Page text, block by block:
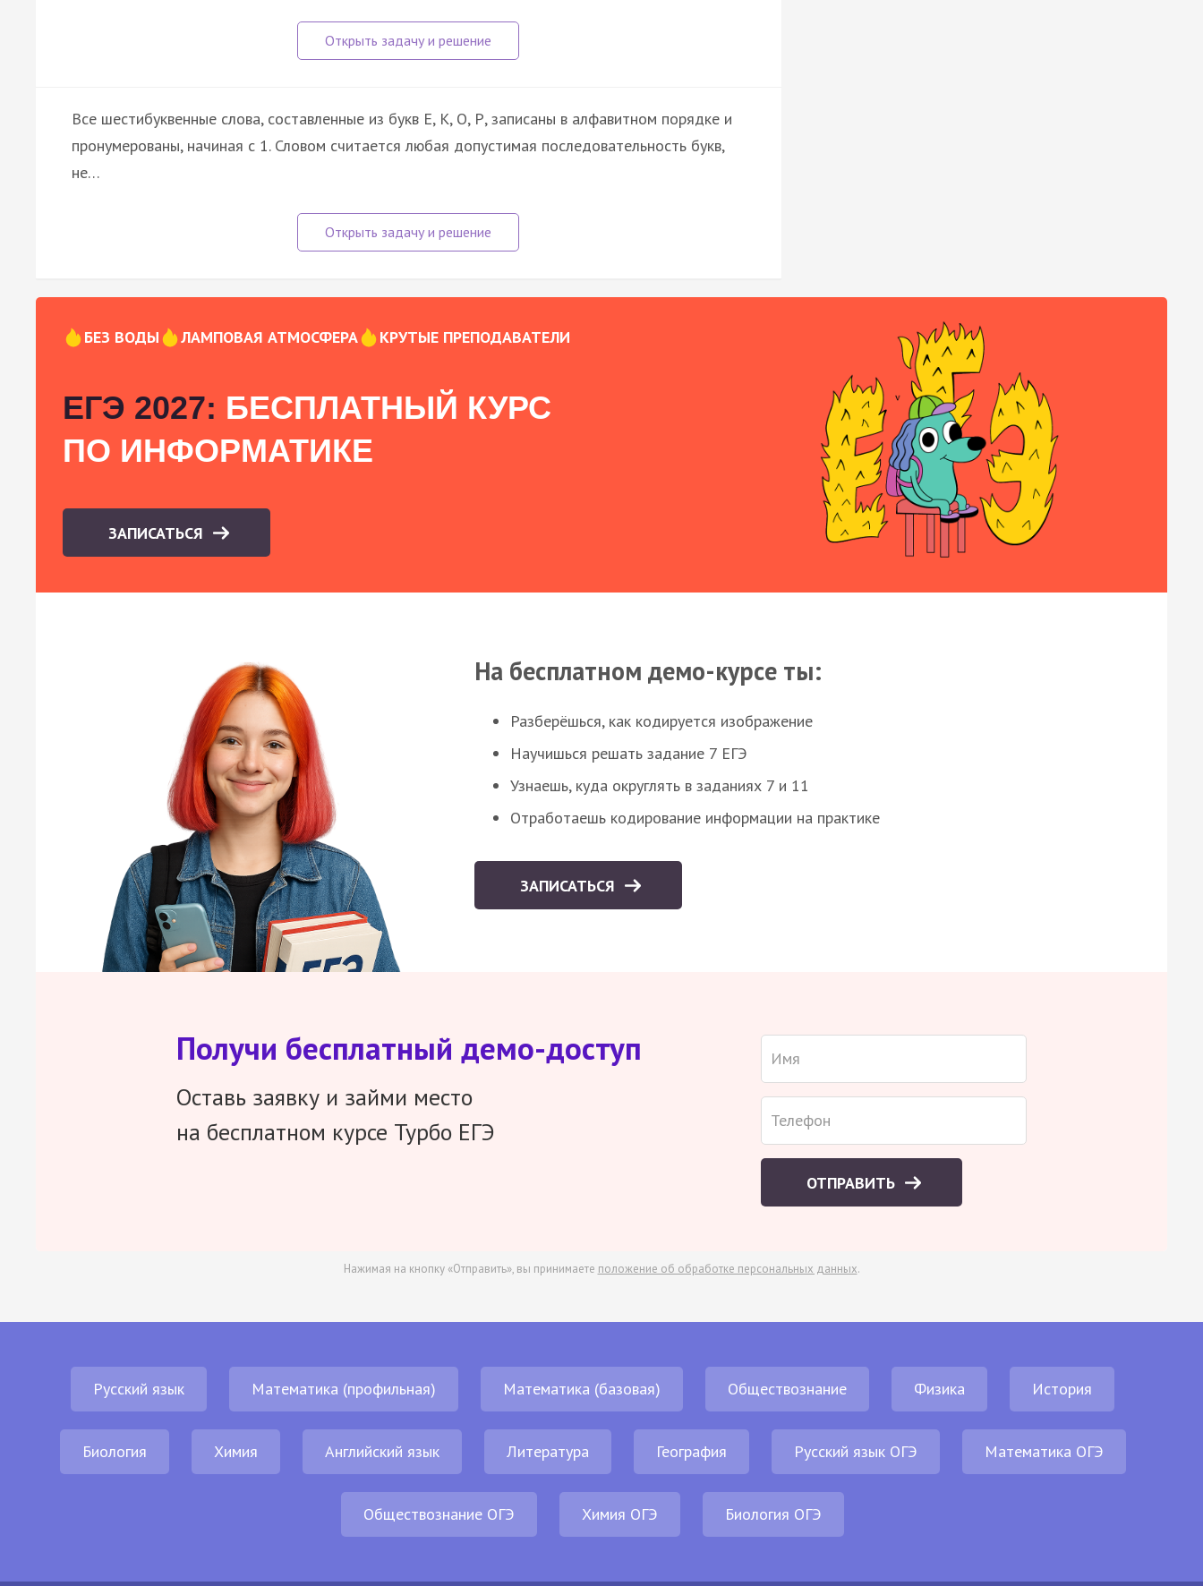
Все шестибуквенные слова, составленные из букв Е, К, О, Р, записаны в алфавитном порядке и
пронумерованы, начиная с 1. Словом считается любая допустимая последовательность букв,
не…
БЕЗ ВОДЫ ЛАМПОВАЯ АТМОСФЕРА КРУТЫЕ ПРЕПОДАВАТЕЛИ
ЕГЭ 2027: БЕСПЛАТНЫЙ КУРС
ПО ИНФОРМАТИКЕ
ЗАПИСАТЬСЯ
На бесплатном демо-курсе ты:
Разберёшься, как кодируется изображение
Научишься решать задание 7 ЕГЭ
Узнаешь, куда округлять в заданиях 7 и 11
Отработаешь кодирование информации на практике
ЗАПИСАТЬСЯ
Получи бесплатный демо-доступ
Оставь заявку и займи место
на бесплатном курсе Турбо ЕГЭ
ОТПРАВИТЬ
Нажимая на кнопку «Отправить», вы принимаете положение об обработке персональных данных.
Русский язык Математика (профильная) Математика (базовая) Обществознание Физика История
Биология Химия Английский язык Литература География Русский язык ОГЭ Математика ОГЭ
Обществознание ОГЭ Химия ОГЭ Биология ОГЭ